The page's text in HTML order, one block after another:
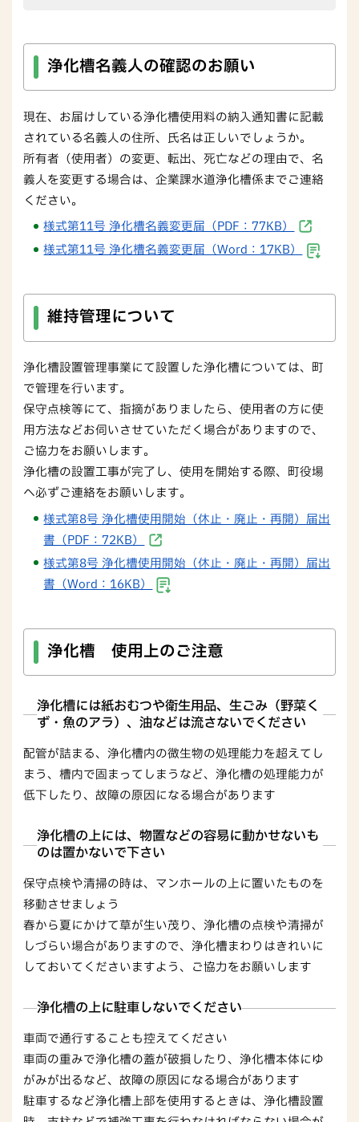
浄化槽名義人の確認のお願い
現在、お届けしている浄化槽使用料の納入通知書に記載
されている名義人の住所、氏名は正しいでしょうか。
所有者（使用者）の変更、転出、死亡などの理由で、名
義人を変更する場合は、企業課水道浄化槽係までご連絡
ください。
様式第11号 浄化槽名義変更届（PDF：77KB）
様式第11号 浄化槽名義変更届（Word：17KB）
維持管理について
浄化槽設置管理事業にて設置した浄化槽については、町
で管理を行います。
保守点検等にて、指摘がありましたら、使用者の方に使
用方法などお伺いさせていただく場合がありますので、
ご協力をお願いします。
浄化槽の設置工事が完了し、使用を開始する際、町役場
へ必ずご連絡をお願いします。
様式第8号 浄化槽使用開始（休止・廃止・再開）届出
書（PDF：72KB）
様式第8号 浄化槽使用開始（休止・廃止・再開）届出
書（Word：16KB）
浄化槽 使用上のご注意
浄化槽には紙おむつや衛生用品、生ごみ（野菜く
ず・魚のアラ）、油などは流さないでください
配管が詰まる、浄化槽内の微生物の処理能力を超えてし
まう、槽内で固まってしまうなど、浄化槽の処理能力が
低下したり、故障の原因になる場合があります
浄化槽の上には、物置などの容易に動かせないも
のは置かないで下さい
保守点検や清掃の時は、マンホールの上に置いたものを
移動させましょう
春から夏にかけて草が生い茂り、浄化槽の点検や清掃が
しづらい場合がありますので、浄化槽まわりはきれいに
しておいてくださいますよう、ご協力をお願いします
浄化槽の上に駐車しないでください
車両で通行することも控えてください
車両の重みで浄化槽の蓋が破損したり、浄化槽本体にゆ
がみが出るなど、故障の原因になる場合があります
駐車するなど浄化槽上部を使用するときは、浄化槽設置